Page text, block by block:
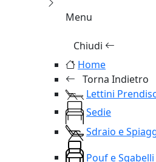
Menu
Chiudi
Home
Torna Indietro
Lettini
Sedie
Sdraio e
Pouf e Sgabelli